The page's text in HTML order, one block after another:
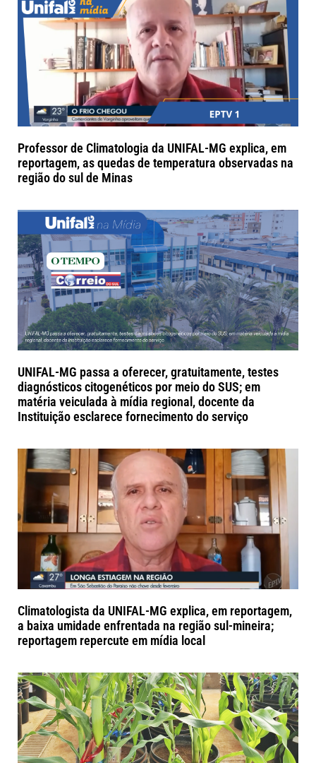
Professor de Climatologia da UNIFAL-MG explica, em
reportagem, as quedas de temperatura observadas na
região do sul de Minas
UNIFAL-MG passa a oferecer, gratuitamente, testes
diagnósticos citogenéticos por meio do SUS; em
matéria veiculada à mídia regional, docente da
Instituição esclarece fornecimento do serviço
Climatologista da UNIFAL-MG explica, em reportagem,
a baixa umidade enfrentada na região sul-mineira;
reportagem repercute em mídia local